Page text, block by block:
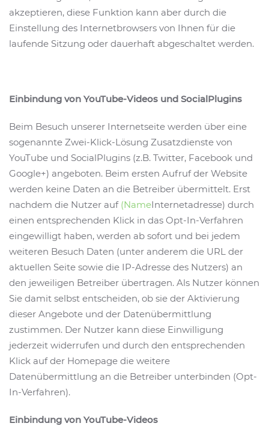
akzeptieren, diese Funktion kann aber durch die
Einstellung des Internetbrowsers von Ihnen für die
laufende Sitzung oder dauerhaft abgeschaltet werden.
Einbindung von YouTube-Videos und SocialPlugins
Beim Besuch unserer Internetseite werden über eine
sogenannte Zwei-Klick-Lösung Zusatzdienste von
YouTube und SocialPlugins (z.B. Twitter, Facebook und
Google+) angeboten. Beim ersten Aufruf der Website
werden keine Daten an die Betreiber übermittelt. Erst
nachdem die Nutzer auf (NameInternetadresse) durch
einen entsprechenden Klick in das Opt-In-Verfahren
eingewilligt haben, werden ab sofort und bei jedem
weiteren Besuch Daten (unter anderem die URL der
aktuellen Seite sowie die IP-Adresse des Nutzers) an
den jeweiligen Betreiber übertragen. Als Nutzer können
Sie damit selbst entscheiden, ob sie der Aktivierung
dieser Angebote und der Datenübermittlung
zustimmen. Der Nutzer kann diese Einwilligung
jederzeit widerrufen und durch den entsprechenden
Klick auf der Homepage die weitere
Datenübermittlung an die Betreiber unterbinden (Opt-
In-Verfahren).
Einbindung von YouTube-Videos